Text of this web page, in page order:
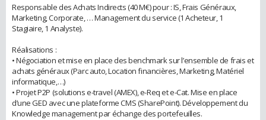
Responsable des Achats Indirects (40 M€) pour : IS, Frais Généraux,
Marketing, Corporate, … Management du service (1 Acheteur, 1
Stagiaire, 1 Analyste).
Réalisations :
• Négociation et mise en place des benchmark sur l’ensemble de frais et
achats généraux (Parc auto, Location financières, Marketing, Matériel
informatique,…)
• Projet P2P (solutions e-travel (AMEX), e-Req et e-Cat. Mise en place
d’une GED avec une plateforme CMS (SharePoint). Développement du
Knowledge management par échange des portefeuilles.